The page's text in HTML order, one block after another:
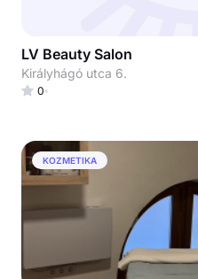
LV Beauty Salon
Királyhágó utca 6.
0
KOZMETIKA